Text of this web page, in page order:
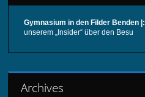
Gymnasium in den Filder Benden |:
unserem „Insider“ über den Besu
Archives